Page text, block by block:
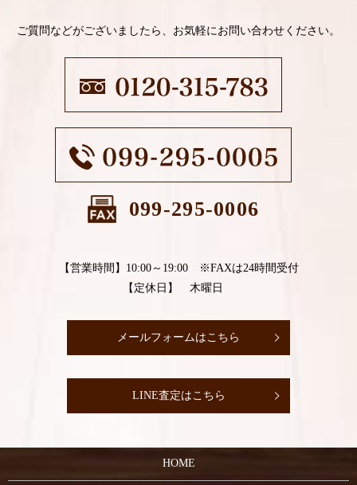
ご質問などがございましたら、お気軽にお問い合わせください。
099-295-0006
【営業時間】10:00～19:00 ※FAXは24時間受付
【定休日】 木曜日
メールフォームはこちら
LINE査定はこちら
HOME